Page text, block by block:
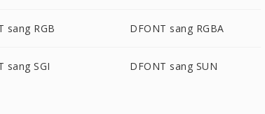
sang RGB DFONT sang RGBA
sang SGI DFONT sang SUN